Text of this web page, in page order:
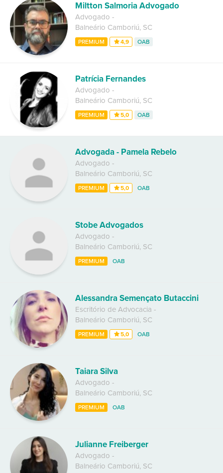
Miltton Salmoria Advogado
Advogado -
Balneário Camboriú, SC
PREMIUM 4,9 OAB
Patrícia Fernandes
Advogado -
Balneário Camboriú, SC
PREMIUM 5,0 OAB
Advogada - Pamela Rebelo
Advogado -
Balneário Camboriú, SC
PREMIUM 5,0 OAB
Stobe Advogados
Advogado -
Balneário Camboriú, SC
PREMIUM OAB
Alessandra Semençato Butaccini
Escritório de Advocacia -
Balneário Camboriú, SC
PREMIUM 5,0 OAB
Taiara Silva
Advogado -
Balneário Camboriú, SC
PREMIUM OAB
Julianne Freiberger
Advogado -
Balneário Camboriú, SC